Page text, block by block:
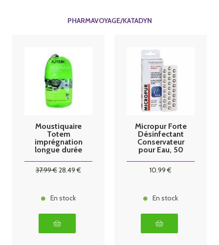
PHARMAVOYAGE/KATADYN
Moustiquaire
Totem
imprégnation
longue durée
37.99€28.49 €
En stock
Micropur Forte
Désinfectant
Conservateur
pour Eau, 50
10.99 €
En stock